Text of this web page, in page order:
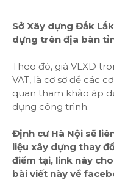
Sở Xây dựng Đắk
dựng trên địa bàn
Theo đó, giá VLXD
VAT, là cơ sở để các
quan tham khảo áp
dựng công trình.
Định cư Hà Nội sẽ
liệu xây dựng thay
điểm tại, link này
bài viết này về